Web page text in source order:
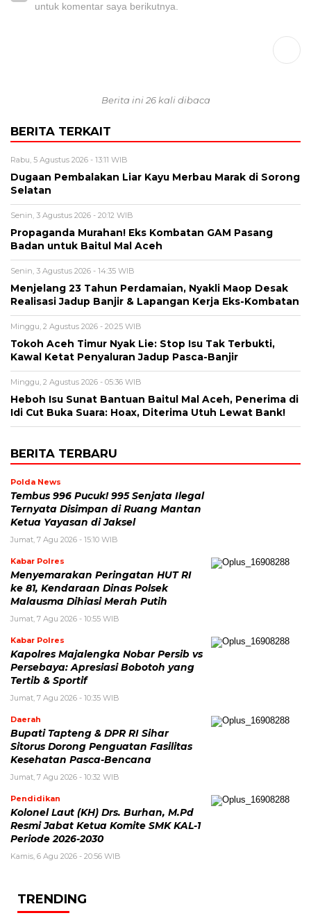
untuk komentar saya berikutnya.
Berita ini 26 kali dibaca
BERITA TERKAIT
Rabu, 5 Agustus 2026 - 13:11 WIB
Dugaan Pembalakan Liar Kayu Merbau Marak di Sorong
Selatan
Senin, 3 Agustus 2026 - 20:12 WIB
Propaganda Murahan! Eks Kombatan GAM Pasang
Badan untuk Baitul Mal Aceh
Senin, 3 Agustus 2026 - 14:35 WIB
Menjelang 23 Tahun Perdamaian, Nyakli Maop Desak
Realisasi Jadup Banjir & Lapangan Kerja Eks-Kombatan
Minggu, 2 Agustus 2026 - 20:25 WIB
Tokoh Aceh Timur Nyak Lie: Stop Isu Tak Terbukti,
Kawal Ketat Penyaluran Jadup Pasca-Banjir
Minggu, 2 Agustus 2026 - 05:36 WIB
Heboh Isu Sunat Bantuan Baitul Mal Aceh, Penerima di
Idi Cut Buka Suara: Hoax, Diterima Utuh Lewat Bank!
BERITA TERBARU
Polda News
Tembus 996 Pucuk! 995 Senjata Ilegal
Ternyata Disimpan di Ruang Mantan
Ketua Yayasan di Jaksel
Jumat, 7 Agu 2026 - 15:10 WIB
Kabar Polres
Menyemarakan Peringatan HUT RI
ke 81, Kendaraan Dinas Polsek
Malausma Dihiasi Merah Putih
Jumat, 7 Agu 2026 - 10:55 WIB
Kabar Polres
Kapolres Majalengka Nobar Persib vs
Persebaya: Apresiasi Bobotoh yang
Tertib & Sportif
Jumat, 7 Agu 2026 - 10:35 WIB
Daerah
Bupati Tapteng & DPR RI Sihar
Sitorus Dorong Penguatan Fasilitas
Kesehatan Pasca-Bencana
Jumat, 7 Agu 2026 - 10:32 WIB
Pendidikan
Kolonel Laut (KH) Drs. Burhan, M.Pd
Resmi Jabat Ketua Komite SMK KAL-1
Periode 2026-2030
Kamis, 6 Agu 2026 - 20:56 WIB
TRENDING